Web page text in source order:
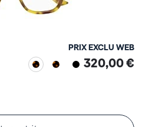
PRIX EXCLU WEB
320,00 €